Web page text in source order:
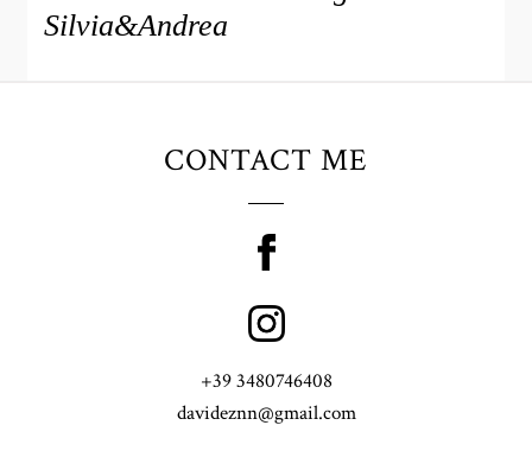
Silvia&Andrea
CONTACT ME
+39 3480746408
davideznn@gmail.com